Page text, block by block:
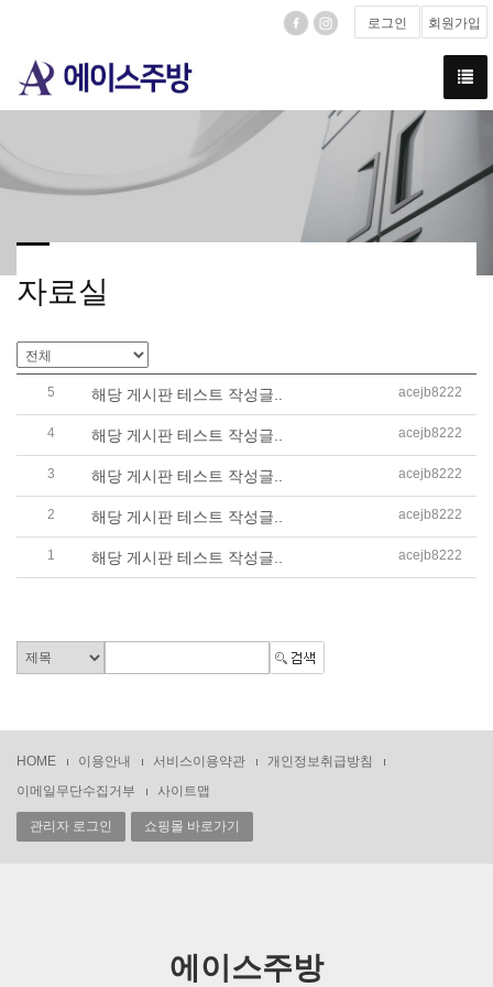
로그인 회원가입
자료실
5 해당 게시판 테스트 작성글.. acejb8222
4 해당 게시판 테스트 작성글.. acejb8222
3 해당 게시판 테스트 작성글.. acejb8222
2 해당 게시판 테스트 작성글.. acejb8222
1 해당 게시판 테스트 작성글.. acejb8222
HOME 이용안내 서비스이용약관
개인정보취급방침
이메일무단수집거부
사이트맵
관리자 로그인 쇼핑몰 바로가기
에이스주방